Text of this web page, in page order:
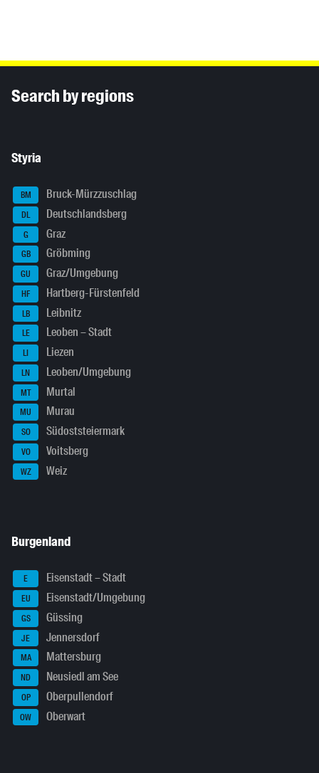
Search by regions
Styria
BM Bruck-Mürzzuschlag
DL Deutschlandsberg
G Graz
GB Gröbming
GU Graz/Umgebung
HF Hartberg-Fürstenfeld
LB Leibnitz
LE Leoben – Stadt
LI Liezen
LN Leoben/Umgebung
MT Murtal
MU Murau
SO Südoststeiermark
VO Voitsberg
WZ Weiz
Burgenland
E Eisenstadt – Stadt
EU Eisenstadt/Umgebung
GS Güssing
JE Jennersdorf
MA Mattersburg
ND Neusiedl am See
OP Oberpullendorf
OW Oberwart